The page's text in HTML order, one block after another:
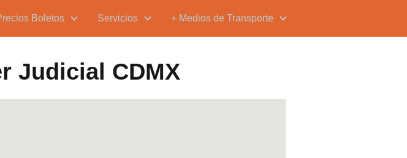
Boletos Servicios + Medios de Transporte
Judicial CDMX